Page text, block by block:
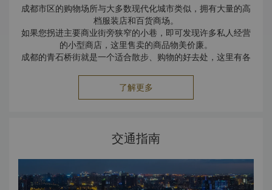
成都市区的购物场所与大多数现代化城市类似，拥有大量的高
档服装店和百货商场。
如果您拐进主要商业街旁狭窄的小巷，即可发现许多私人经营
的小型商店，这里售卖的商品物美价廉。
成都的青石桥街就是一个适合散步、购物的好去处，这里有各
了解更多
交通指南